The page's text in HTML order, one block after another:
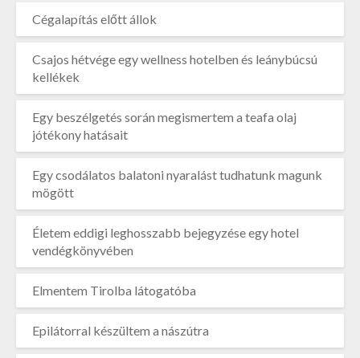
Cégalapítás előtt állok
Csajos hétvége egy wellness hotelben és leánybúcsú
kellékek
Egy beszélgetés során megismertem a teafa olaj
jótékony hatásait
Egy csodálatos balatoni nyaralást tudhatunk magunk
mögött
Életem eddigi leghosszabb bejegyzése egy hotel
vendégkönyvében
Elmentem Tirolba látogatóba
Epilátorral készültem a nászútra